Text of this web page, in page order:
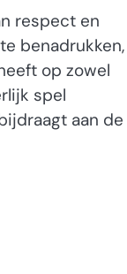
respect en
benadrukken,
op zowel
spel
aan de